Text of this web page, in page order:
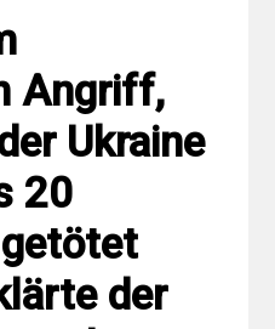
Angriff,
Ukraine
20
der